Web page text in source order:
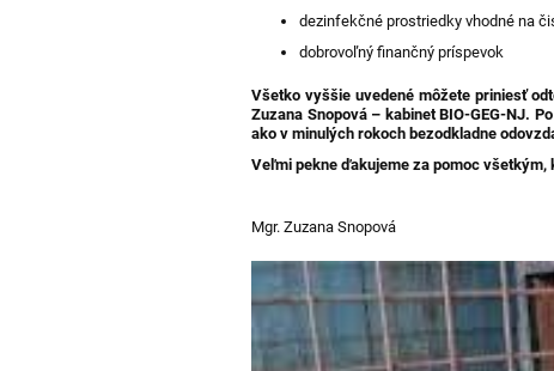
dezinfekčné prostriedky vhodné na
dobrovoľný finančný príspevok
Všetko vyššie uvedené môžete priniesť
Zuzana Snopová – kabinet BIO-GEG-NJ.
ako v minulých rokoch bezodkladne
Veľmi pekne ďakujeme za pomoc
Mgr. Zuzana Snopová